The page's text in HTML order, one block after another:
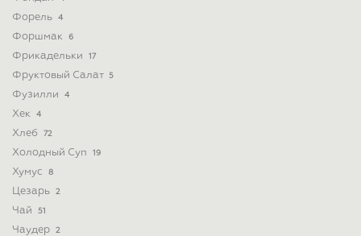
Форель 4
Форшмак 6
Фрикадельки 17
Фруктовый Салат 5
Фузилли 4
Хек 4
Хлеб 72
Холодный Суп 19
Хумус 8
Цезарь 2
Чай 51
Чаудер 2